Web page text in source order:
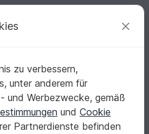
einloggen Kostenlos registrieren
Weitere Tücher
von Petra Perle
von Petra Perle
zu verbessern,
unter anderem für
und Werbezwecke, gemäß
und Cookie
Partnerdienste befinden